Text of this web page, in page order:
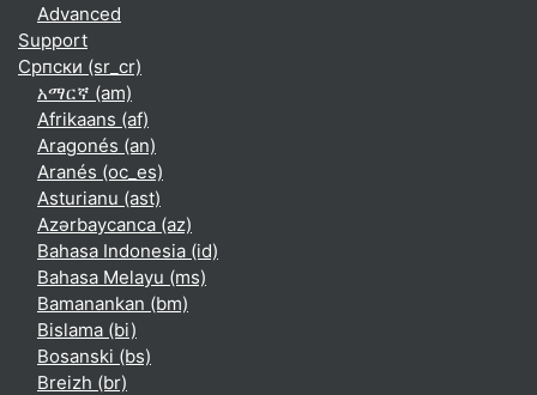
Advanced
Support
Српски ‎(sr_cr)‎
አማርኛ ‎(am)‎
Afrikaans ‎(af)‎
Aragonés ‎(an)‎
Aranés ‎(oc_es)‎
Asturianu ‎(ast)‎
Azərbaycanca ‎(az)‎
Bahasa Indonesia ‎(id)‎
Bahasa Melayu ‎(ms)‎
Bamanankan ‎(bm)‎
Bislama ‎(bi)‎
Bosanski ‎(bs)‎
Breizh ‎(br)‎